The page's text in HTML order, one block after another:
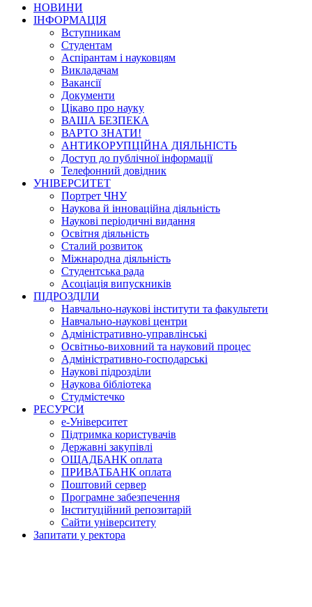
НОВИНИ
ІНФОРМАЦІЯ
Вступникам
Студентам
Аспірантам і науковцям
Викладачам
Вакансії
Документи
Цікаво про науку
ВАША БЕЗПЕКА
ВАРТО ЗНАТИ!
АНТИКОРУПЦІЙНА ДІЯЛЬНІСТЬ
Доступ до публічної інформації
Телефонний довідник
УНІВЕРСИТЕТ
Портрет ЧНУ
Наукова й інноваційна діяльність
Наукові періодичні видання
Освітня діяльність
Сталий розвиток
Міжнародна діяльність
Студентська рада
Асоціація випускників
ПІДРОЗДІЛИ
Навчально-наукові інститути та факультети
Навчально-наукові центри
Адміністративно-управлінські
Освітньо-виховний та науковий процес
Адміністративно-господарські
Наукові підрозділи
Наукова бібліотека
Студмістечко
РЕСУРСИ
е-Університет
Підтримка користувачів
Державні закупівлі
ОЩАДБАНК оплата
ПРИВАТБАНК оплата
Поштовий сервер
Програмне забезпечення
Інституційний репозитарій
Сайти університету
Запитати у ректора